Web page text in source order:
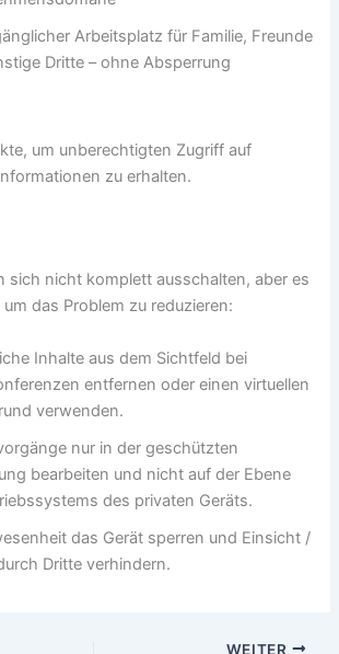
Arbeitsplatz für Familie, Freunde
Dritte – ohne Absperrung
um unberechtigten Zugriff auf
zu erhalten.
sich nicht komplett ausschalten, aber es
das Problem zu reduzieren:
Inhalte aus dem Sichtfeld bei
entfernen oder einen virtuellen
verwenden.
nur in der geschützten
bearbeiten und nicht auf der Ebene
des privaten Geräts.
das Gerät sperren und Einsicht /
Dritte verhindern.
WEITER